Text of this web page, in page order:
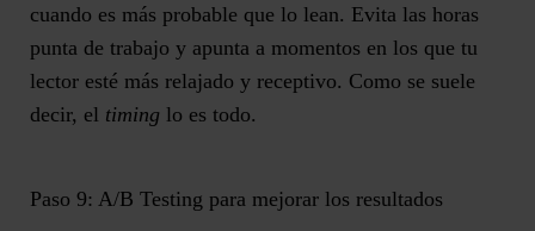
cuando es más probable que lo lean. Evita las horas
punta de trabajo y apunta a momentos en los que tu
lector esté más relajado y receptivo. Como se suele
decir, el timing lo es todo.
Paso 9: A/B Testing para mejorar los resultados